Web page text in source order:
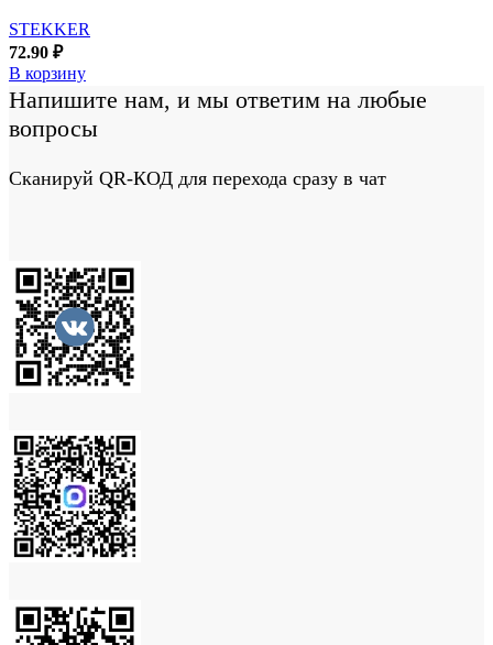
STEKKER
72.90 ₽
В корзину
Напишите нам, и мы ответим на любые
вопросы
Сканируй QR-КОД для перехода сразу в чат